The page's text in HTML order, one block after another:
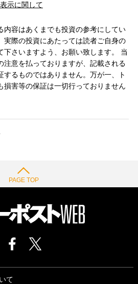
示に関して
内容はあくまでも投資の参考にしてい
実際の投資にあたっては読者ご自身の
下さいますよう、お願い致します。 当
注意を払っておりますが、記載される
するものではありません。万が一、ト
損害等の保証は一切行っておりません
PAGE TOP
て